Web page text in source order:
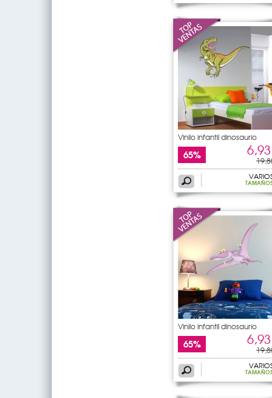
Vinilo infantil dinosaurio
65%
Vinilo infantil dinosaurio
65%